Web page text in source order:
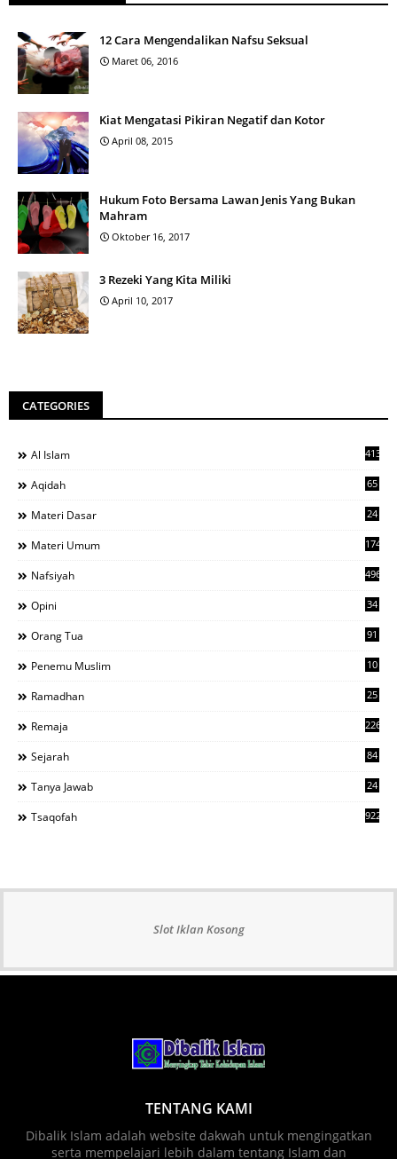
12 Cara Mengendalikan Nafsu Seksual
Maret 06, 2016
Kiat Mengatasi Pikiran Negatif dan Kotor
April 08, 2015
Hukum Foto Bersama Lawan Jenis Yang Bukan
Mahram
Oktober 16, 2017
3 Rezeki Yang Kita Miliki
April 10, 2017
CATEGORIES
Al Islam 413
Aqidah 65
Materi Dasar 24
Materi Umum 1742
Nafsiyah 496
Opini 34
Orang Tua 91
Penemu Muslim 10
Ramadhan 25
Remaja 226
Sejarah 84
Tanya Jawab 24
Tsaqofah 922
Slot Iklan Kosong
TENTANG KAMI
Dibalik Islam adalah website dakwah untuk mengingatkan
serta mempelajari lebih dalam tentang Islam dan